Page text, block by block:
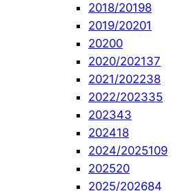
2018/20198
2019/20201
20200
2020/202137
2021/202238
2022/202335
202343
202418
2024/2025109
202520
2025/202684